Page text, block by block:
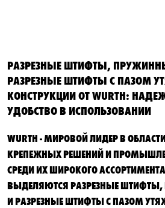
РАЗРЕЗНЫЕ ШТИФТЫ,
РАЗРЕЗНЫЕ ШТИФТЫ С ПАЗОМ
КОНСТРУКЦИИ ОТ WURTH:
УДОБСТВО В ИСПОЛЬЗОВАНИИ
WURTH - МИРОВОЙ ЛИДЕР В
КРЕПЕЖНЫХ РЕШЕНИЙ И
СРЕДИ ИХ ШИРОКОГО
ВЫДЕЛЯЮТСЯ РАЗРЕЗНЫЕ
И РАЗРЕЗНЫЕ ШТИФТЫ С ПАЗОМ